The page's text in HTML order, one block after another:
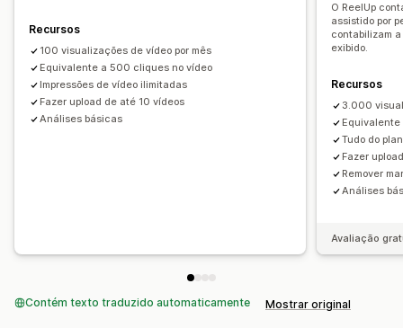
URL personalizado
Vídeos incorporados
Pop-ups Carrosséis
Responsividade para dispositivos móveis
Análises
Acompanhamento de engajamento
Acompanhamento de conversões
Recursos
100 visualizações de vídeo por mês
Equivalente a 500 cliques no vídeo
Impressões de vídeo ilimitadas
Fazer upload de até 10 vídeos
Análises básicas
O ReelUp
assistido por
contabilizam
exibido.
Recursos
3.000
Tudo do
Fazer
Remover
Análises
Avaliação
Contém texto traduzido automaticamente Mostrar original